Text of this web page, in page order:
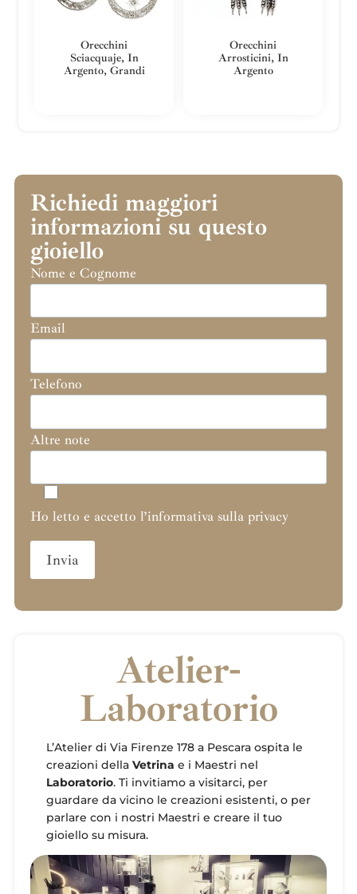
Orecchini
Sciacquaje, In
Argento, Grandi
Orecchini
Arrosticini, In
Argento
Richiedi maggiori
informazioni su questo
gioiello
Nome e Cognome
Email
Telefono
Altre note
Ho letto e accetto l’informativa sulla privacy
Atelier-
Laboratorio
L’Atelier di Via Firenze 178 a Pescara ospita le
creazioni della Vetrina e i Maestri nel
Laboratorio. Ti invitiamo a visitarci, per
guardare da vicino le creazioni esistenti, o per
parlare con i nostri Maestri e creare il tuo
gioiello su misura.